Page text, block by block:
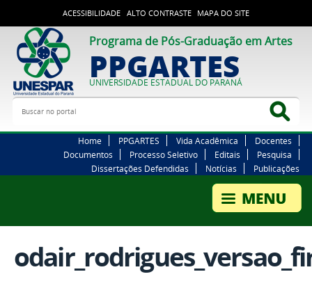
ACESSIBILIDADE ALTO CONTRASTE MAPA DO SITE
Programa de Pós-Graduação em Artes
PPGARTES
UNIVERSIDADE ESTADUAL DO PARANÁ
Buscar no portal
Home PPGARTES Vida Acadêmica
Docentes
Documentos
Processo Seletivo Editais
Pesquisa
Dissertações Defendidas
Notícias Publicações